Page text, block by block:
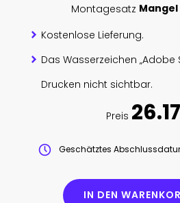
Montagesatz Mangel
Kostenlose Lieferung.
Das Wasserzeichen „Adobe
Drucken nicht sichtbar.
Preis
Geschätztes
IN DEN